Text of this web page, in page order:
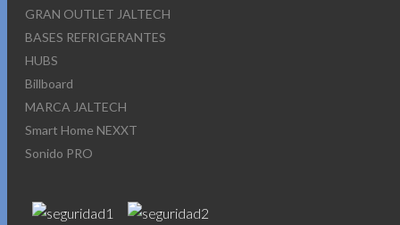
GRAN OUTLET JALTECH
BASES REFRIGERANTES
HUBS
Billboard
MARCA JALTECH
Smart Home NEXXT
Sonido PRO